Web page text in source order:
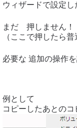
ウィザードで設定し
まだ 押しません！
（ここで押したら
必要な 追加の操作を
例として
コピーしたあとのコ